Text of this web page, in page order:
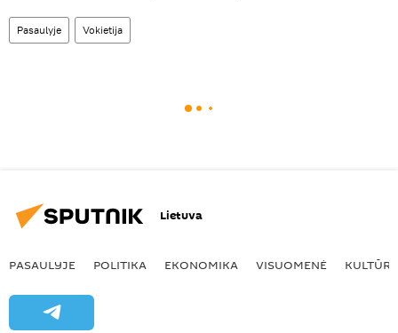
Pasaulyje Vokietija
Lietuva
PASAULYJE POLITIKA EKONOMIKA VISUOMENĖ KULTŪRA